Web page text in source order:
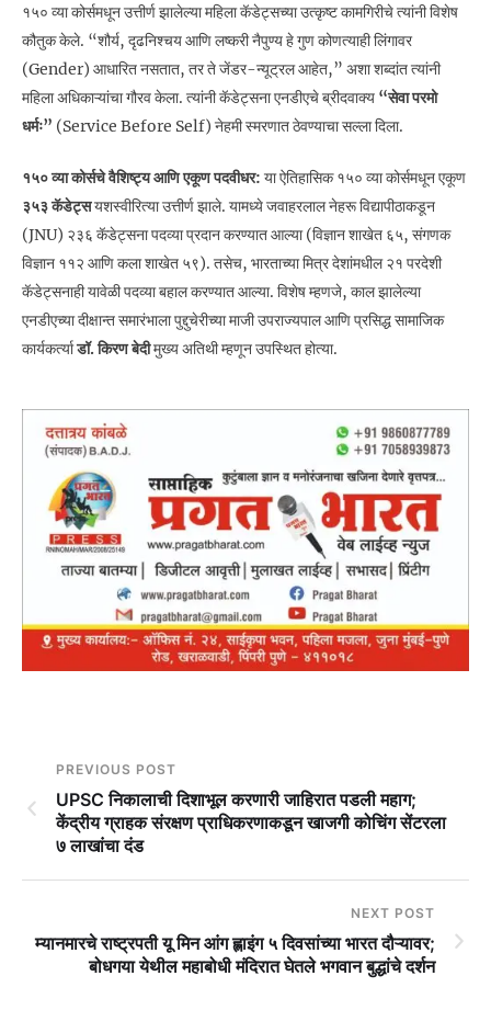
१५० व्या कोर्समधून उत्तीर्ण झालेल्या महिला कॅडेट्सच्या उत्कृष्ट कामगिरीचे त्यांनी विशेष
कौतुक केले. “शौर्य, दृढनिश्चय आणि लष्करी नैपुण्य हे गुण कोणत्याही लिंगावर
(Gender) आधारित नसतात, तर ते जेंडर-न्यूट्रल आहेत,” अशा शब्दांत त्यांनी
महिला अधिकाऱ्यांचा गौरव केला. त्यांनी कॅडेट्सना एनडीएचे ब्रीदवाक्य “सेवा परमो
धर्मः” (Service Before Self) नेहमी स्मरणात ठेवण्याचा सल्ला दिला.
१५० व्या कोर्सचे वैशिष्ट्य आणि एकूण पदवीधर: या ऐतिहासिक १५० व्या कोर्समधून एकूण
३५३ कॅडेट्सयशस्वीरित्या उत्तीर्ण झाले. यामध्ये जवाहरलाल नेहरू विद्यापीठाकडून
(JNU) २३६ कॅडेट्सना पदव्या प्रदान करण्यात आल्या (विज्ञान शाखेत ६५, संगणक
विज्ञान ११२ आणि कला शाखेत ५९). तसेच, भारताच्या मित्र देशांमधील २१ परदेशी
कॅडेट्सनाही यावेळी पदव्या बहाल करण्यात आल्या. विशेष म्हणजे, काल झालेल्या
एनडीएच्या दीक्षान्त समारंभाला पुद्दुचेरीच्या माजी उपराज्यपाल आणि प्रसिद्ध सामाजिक
कार्यकर्त्याडॉ. किरण बेदीमुख्य अतिथी म्हणून उपस्थित होत्या.
PREVIOUS POST
UPSC निकालाची दिशाभूल करणारी जाहिरात पडली महाग;
केंद्रीय ग्राहक संरक्षण प्राधिकरणाकडून खाजगी कोचिंग सेंटरला
७ लाखांचा दंड
NEXT POST
म्यानमारचे राष्ट्रपती यू मिन आंग ह्लाइंग ५ दिवसांच्या भारत दौऱ्यावर;
बोधगया येथील महाबोधी मंदिरात घेतले भगवान बुद्धांचे दर्शन